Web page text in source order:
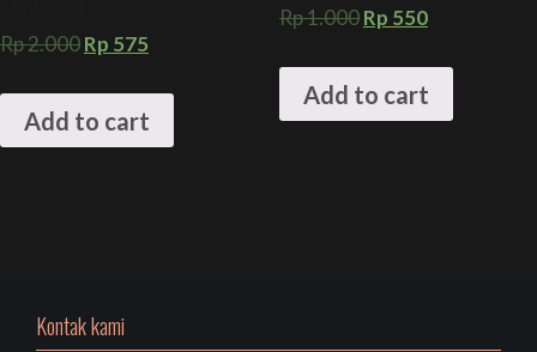
Rp2.000Rp 575
Add to cart
Rp1.000Rp 550
Add to cart
Kontak kami